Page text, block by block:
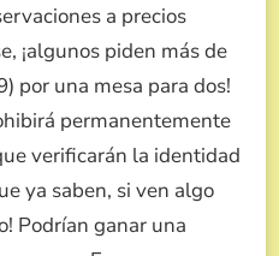
a precios
¡algunos piden más de
por una mesa para dos!
permanentemente
verificarán la identidad
ya saben, si ven algo
Podrían ganar una